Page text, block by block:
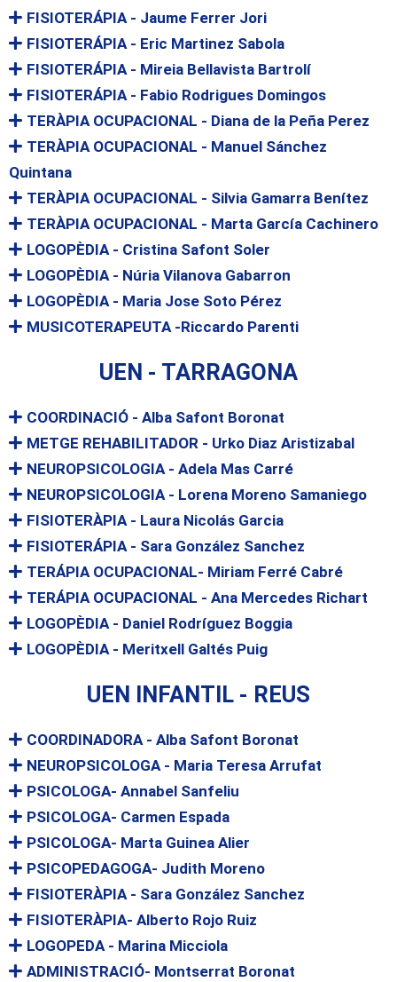
FISIOTERÁPIA - Jaume Ferrer Jori
FISIOTERÁPIA - Eric Martinez Sabola
FISIOTERÁPIA - Mireia Bellavista Bartrolí
FISIOTERÁPIA - Fabio Rodrigues Domingos
TERÀPIA OCUPACIONAL - Diana de la Peña Perez
TERÀPIA OCUPACIONAL - Manuel Sánchez
Quintana
TERÀPIA OCUPACIONAL - Silvia Gamarra Benítez
TERÀPIA OCUPACIONAL - Marta García Cachinero
LOGOPÈDIA - Cristina Safont Soler
LOGOPÈDIA - Núria Vilanova Gabarron
LOGOPÈDIA - Maria Jose Soto Pérez
MUSICOTERAPEUTA -Riccardo Parenti
UEN - TARRAGONA
COORDINACIÓ - Alba Safont Boronat
METGE REHABILITADOR - Urko Diaz Aristizabal
NEUROPSICOLOGIA - Adela Mas Carré
NEUROPSICOLOGIA - Lorena Moreno Samaniego
FISIOTERÀPIA - Laura Nicolás Garcia
FISIOTERÁPIA - Sara González Sanchez
TERÁPIA OCUPACIONAL- Miriam Ferré Cabré
TERÁPIA OCUPACIONAL - Ana Mercedes Richart
LOGOPÈDIA - Daniel Rodríguez Boggia
LOGOPÈDIA - Meritxell Galtés Puig
UEN INFANTIL - REUS
COORDINADORA - Alba Safont Boronat
NEUROPSICOLOGA - Maria Teresa Arrufat
PSICOLOGA- Annabel Sanfeliu
PSICOLOGA- Carmen Espada
PSICOLOGA- Marta Guinea Alier
PSICOPEDAGOGA- Judith Moreno
FISIOTERÀPIA - Sara González Sanchez
FISIOTERÀPIA- Alberto Rojo Ruiz
LOGOPEDA - Marina Micciola
ADMINISTRACIÓ- Montserrat Boronat